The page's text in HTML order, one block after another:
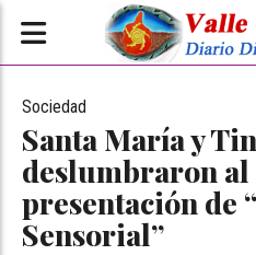
Santa María y
deslumbraron
presentación de
Sensorial”
Sociedad